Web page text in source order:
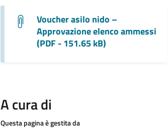
Voucher asilo nido –
Approvazione elenco ammessi
(PDF - 151.65 kB)
A cura di
Questa pagina è gestita da